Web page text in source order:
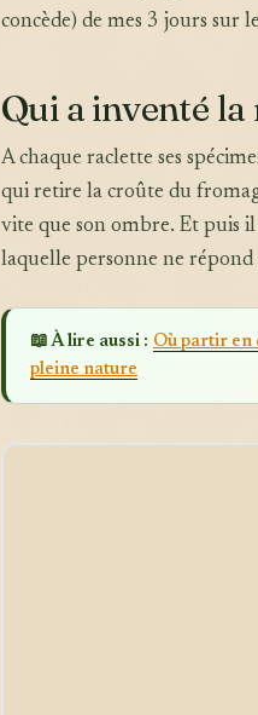
concède) de mes 3 jours sur
Qui a inventé la
A chaque raclette ses
qui retire la croûte du
vite que son ombre. Et puis
laquelle personne ne
📖 À lire aussi : Où partir en
pleine nature